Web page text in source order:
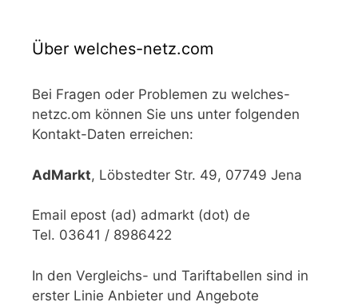
Über welches-netz.com
Bei Fragen oder Problemen zu welches-
netzc.om können Sie uns unter folgenden
Kontakt-Daten erreichen:
AdMarkt, Löbstedter Str. 49, 07749 Jena
Email epost (ad) admarkt (dot) de
Tel. 03641 / 8986422
In den Vergleichs- und Tariftabellen sind in
erster Linie Anbieter und Angebote